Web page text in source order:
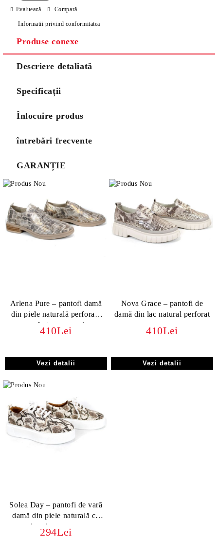
Evaluează Compară
Informatii privind conformitatea
Produse conexe
Descriere detaliată
Specificații
Înlocuire produs
întrebări frecvente
GARANȚIE
Arlena Pure – pantofi damă
din piele naturală perforată
cu efect croco auriu
410Lei
Vezi detalii
Nova Grace – pantofi de
damă din lac natural perforat
410Lei
Vezi detalii
Solea Day – pantofi de vară
damă din piele naturală cu
imprimeu șarpe
294Lei